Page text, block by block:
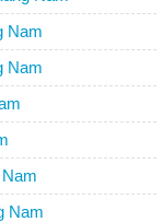
Nam
Nam
Nam